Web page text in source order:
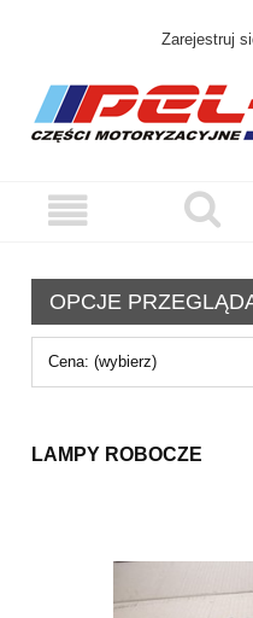
Zarejestruj
OPCJE
Cena: (wybierz)
LAMPY ROBOCZE